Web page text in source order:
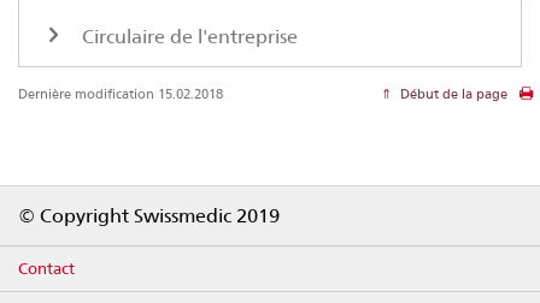
Circulaire de l'entreprise
Dernière modification 15.02.2018 Début de la page
© Copyright Swissmedic 2019
Contact